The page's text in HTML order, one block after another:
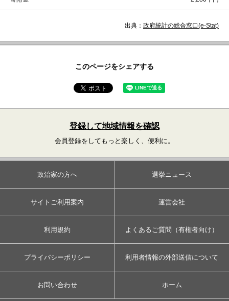
出典： 政府統計の総合窓口(e-Stat)
このページをシェアする
登録して地域情報を確認
会員登録をしてもっと楽しく、便利に。
政治家の方へ 選挙ニュース
サイトご利用案内 運営会社
利用規約 よくあるご質問（有権者向け）
プライバシーポリシー 利用者情報の外部送信について
お問い合わせ ホーム